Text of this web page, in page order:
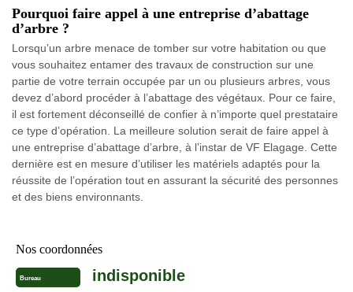
Pourquoi faire appel à une entreprise d’abattage
d’arbre ?
Lorsqu’un arbre menace de tomber sur votre habitation ou que
vous souhaitez entamer des travaux de construction sur une
partie de votre terrain occupée par un ou plusieurs arbres, vous
devez d’abord procéder à l’abattage des végétaux. Pour ce faire,
il est fortement déconseillé de confier à n’importe quel prestataire
ce type d’opération. La meilleure solution serait de faire appel à
une entreprise d’abattage d’arbre, à l’instar de VF Elagage. Cette
dernière est en mesure d’utiliser les matériels adaptés pour la
réussite de l’opération tout en assurant la sécurité des personnes
et des biens environnants.
Nos coordonnées
Bureau indisponible